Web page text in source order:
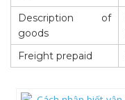
Description of
goods
Freight prepaid